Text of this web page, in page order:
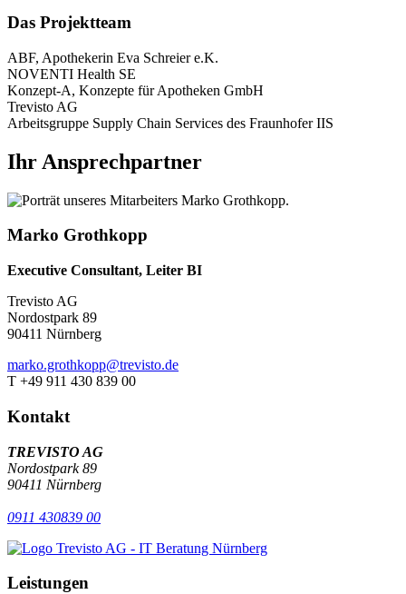
Das Projektteam
ABF, Apothekerin Eva Schreier e.K.
NOVENTI Health SE
Konzept-A, Konzepte für Apotheken GmbH
Trevisto AG
Arbeitsgruppe Supply Chain Services des Fraunhofer IIS
Ihr Ansprechpartner
Marko Grothkopp
Executive Consultant, Leiter BI
Trevisto AG
Nordostpark 89
90411 Nürnberg
marko.grothkopp@trevisto.de
T +49 911 430 839 00
Kontakt
TREVISTO AG
Nordostpark 89
90411 Nürnberg
0911 430839 00
Leistungen